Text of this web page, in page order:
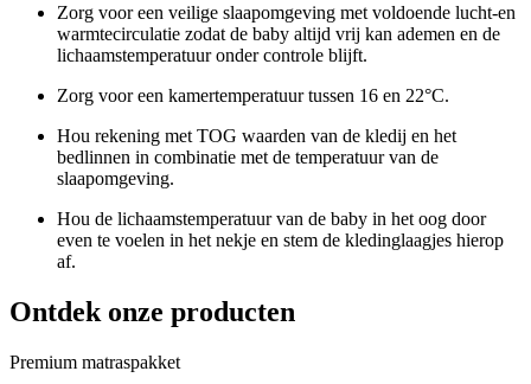
Zorg voor een veilige slaapomgeving met voldoende lucht-en
warmtecirculatie zodat de baby altijd vrij kan ademen en de
lichaamstemperatuur onder controle blijft.
Zorg voor een kamertemperatuur tussen 16 en 22°C.
Hou rekening met TOG waarden van de kledij en het
bedlinnen in combinatie met de temperatuur van de
slaapomgeving.
Hou de lichaamstemperatuur van de baby in het oog door
even te voelen in het nekje en stem de kledinglaagjes hierop
af.
Ontdek onze producten
Premium matraspakket